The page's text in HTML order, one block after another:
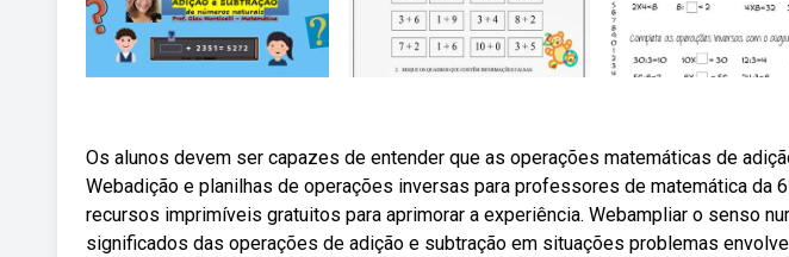
Os alunos devem ser capazes de entender que as operações matemáticas de
Webadição e planilhas de operações inversas para professores de matemática da
recursos imprimíveis gratuitos para aprimorar a experiência. Webampliar o senso
significados das operações de adição e subtração em situações problemas